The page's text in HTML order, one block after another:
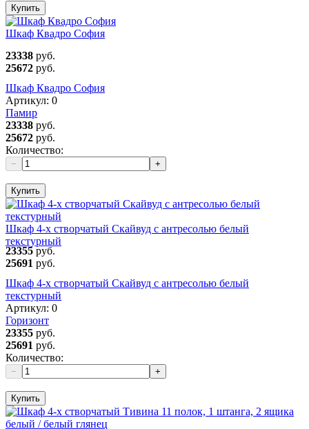
Купить
Шкаф Квадро София
23338 руб.
25672 руб.
Шкаф Квадро София
Артикул: 0
Памир
23338 руб.
25672 руб.
Количество:
− +
Купить
Шкаф 4-х створчатый Скайвуд с антресолью белый
текстурный
23355 руб.
25691 руб.
Шкаф 4-х створчатый Скайвуд с антресолью белый
текстурный
Артикул: 0
Горизонт
23355 руб.
25691 руб.
Количество:
− +
Купить